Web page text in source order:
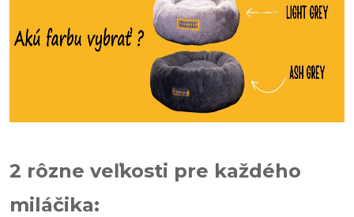
2 rôzne veľkosti pre každého
miláčika: